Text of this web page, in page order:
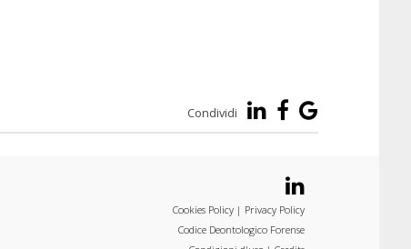
Condividi
Cookies Policy | Privacy Policy
Codice Deontologico Forense